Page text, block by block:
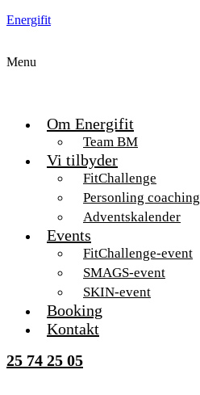
Energifit
Menu
Om Energifit
Team BM
Vi tilbyder
FitChallenge
Personling coaching
Adventskalender
Events
FitChallenge-event
SMAGS-event
SKIN-event
Booking
Kontakt
25 74 25 05